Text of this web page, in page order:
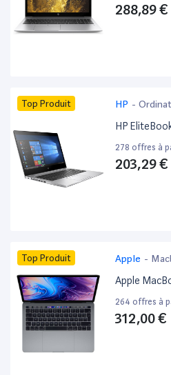
288,89 €
Top Produit HP -
HP
278 offres à
203,29 €
Top Produit Apple -
Apple
264 offres à
312,00 €